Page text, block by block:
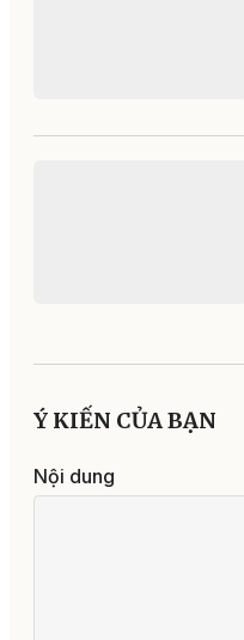
Ý KIẾN CỦA BẠN
Nội dung